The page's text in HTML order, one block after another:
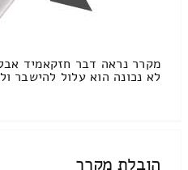
מקרר נראה דבר חזקאמיד
לא נכונה הוא עלול להישבר
הובלת מקרר